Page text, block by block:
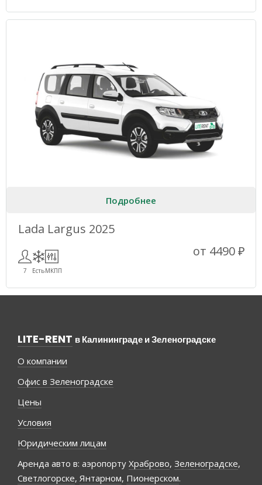
Подробнее
Lada Largus 2025
7 ЕстьМКПП
от 4490 ₽
LITE-RENT в Калининграде и Зеленоградске
О компании
Офис в Зеленоградске
Цены
Условия
Юридическим лицам
Аренда авто в: аэропорту Храброво, Зеленоградске,
Светлогорске, Янтарном, Пионерском.